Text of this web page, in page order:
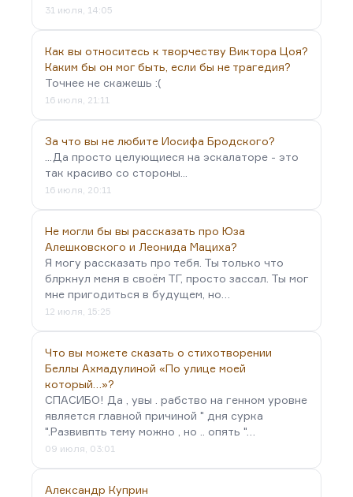
31 июля, 14:05
Как вы относитесь к творчеству Виктора Цоя?
Каким бы он мог быть, если бы не трагедия?
Точнее не скажешь :(
16 июля, 21:11
За что вы не любите Иосифа Бродского?
...Да просто целующиеся на эскалаторе - это
так красиво со стороны...
16 июля, 20:11
Не могли бы вы рассказать про Юза
Алешковского и Леонида Мациха?
Я могу рассказать про тебя. Ты только что
блркнул меня в своём ТГ, просто зассал. Ты мог
мне пригодиться в будущем, но…
12 июля, 15:25
Что вы можете сказать о стихотворении
Беллы Ахмадулиной «По улице моей
который…»?
СПАСИБО! Да , увы . рабство на генном уровне
является главной причиной " дня сурка
".Развивпть тему можно , но .. опять "…
09 июля, 03:01
Александр Куприн